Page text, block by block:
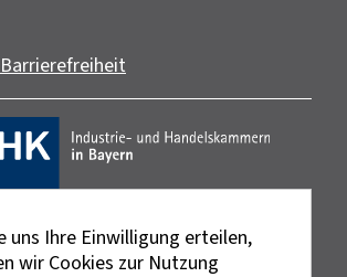
uns Ihre Einwilligung erteilen,
wir Cookies zur Nutzung